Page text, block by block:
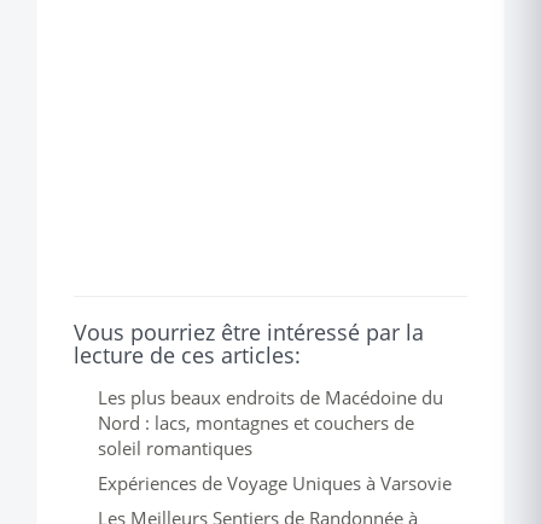
Vous pourriez être intéressé par la
lecture de ces articles:
Les plus beaux endroits de Macédoine du
Nord : lacs, montagnes et couchers de
soleil romantiques
Expériences de Voyage Uniques à Varsovie
Les Meilleurs Sentiers de Randonnée à